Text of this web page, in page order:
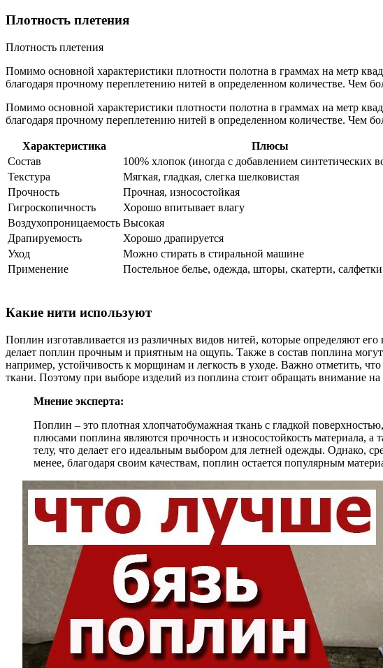
Плотность плетения
Плотность плетения
Помимо основной характеристики плотности полотна в граммах на метр
благодаря прочному переплетению нитей в определенном количестве. Чем
Помимо основной характеристики плотности полотна в граммах на метр
благодаря прочному переплетению нитей в определенном количестве. Чем
Характеристика Плюсы
Состав
100% хлопок (иногда с добавлением синтетических
Текстура
Мягкая, гладкая, слегка шелковистая
Прочность
Прочная, износостойкая
Гигроскопичность
Хорошо впитывает влагу
Воздухопроницаемость Высокая
Драпируемость
Хорошо драпируется
Уход
Можно стирать в стиральной машине
Применение
Постельное белье, одежда, шторы, скатерти, салфетки
Какие нити используют
Поплин изготавливается из различных видов нитей, которые определяют
делает поплин прочным и приятным на ощупь. Также в состав поплина могут
например, устойчивость к морщинам и легкость в уходе. Важно отметить,
ткани. Поэтому при выборе изделий из поплина стоит обращать внимание на
Мнение эксперта:
Поплин – это плотная хлопчатобумажная ткань с гладкой
плюсами поплина являются прочность и износостойкость материала,
телу, что делает его идеальным выбором для летней одежды. Однако,
менее, благодаря своим качествам, поплин остается популярным